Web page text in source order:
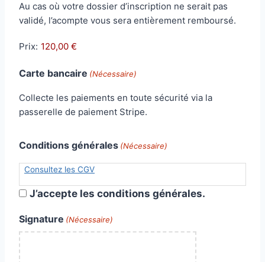
Au cas où votre dossier d’inscription ne serait pas
validé, l’acompte vous sera entièrement remboursé.
Prix:
Carte bancaire (Nécessaire)
Collecte les paiements en toute sécurité via la
passerelle de paiement Stripe.
Conditions générales (Nécessaire)
Consultez les CGV
J’accepte les conditions générales.
Signature (Nécessaire)